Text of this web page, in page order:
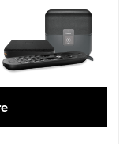
mois, Engagement 12 mois